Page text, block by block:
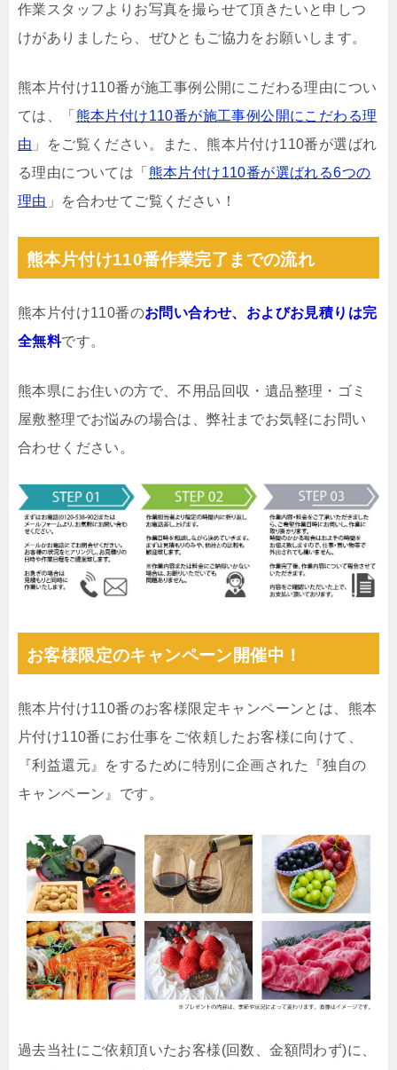
作業スタッフよりお写真を撮らせて頂きたいと申しつ
けがありましたら、ぜひともご協力をお願いします。
熊本片付け110番が施工事例公開にこだわる理由につい
ては、「 熊本片付け110番が施工事例公開にこだわる理
由 」をご覧ください。また、熊本片付け110番が選ばれ
る理由については「 熊本片付け110番が選ばれる6つの
理由 」を合わせてご覧ください！
熊本片付け110番作業完了までの流れ
熊本片付け110番のお問い合わせ、およびお見積りは完
全無料です。
熊本県にお住いの方で、不用品回収・遺品整理・ゴミ
屋敷整理でお悩みの場合は、弊社までお気軽にお問い
合わせください。
お客様限定のキャンペーン開催中！
熊本片付け110番のお客様限定キャンペーンとは、熊本
片付け110番にお仕事をご依頼したお客様に向けて、
『利益還元』をするために特別に企画された『独自の
キャンペーン』です。
過去当社にご依頼頂いたお客様(回数、金額問わず)に、